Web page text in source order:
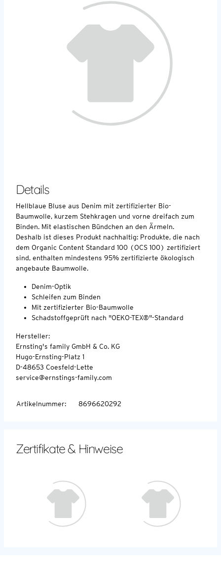
Details
Hellblaue Bluse aus Denim mit zertifizierter Bio-
Baumwolle, kurzem Stehkragen und vorne dreifach zum
Binden. Mit elastischen Bündchen an den Ärmeln.
Deshalb ist dieses Produkt nachhaltig: Produkte, die nach
dem Organic Content Standard 100 (OCS 100) zertifiziert
sind, enthalten mindestens 95% zertifizierte ökologisch
angebaute Baumwolle.
Denim-Optik
Schleifen zum Binden
Mit zertifizierter Bio-Baumwolle
Schadstoffgeprüft nach "OEKO-TEX®"-Standard
Hersteller:
Ernsting's family GmbH & Co. KG
Hugo-Ernsting-Platz 1
D-48653 Coesfeld-Lette
service@ernstings-family.com
Artikelnummer: 8696620292
Zertifikate & Hinweise